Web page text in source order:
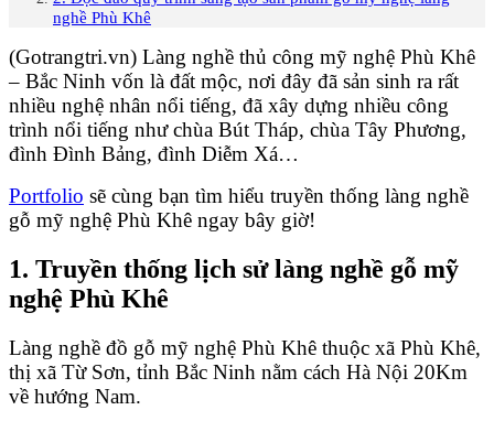
nghề Phù Khê
(Gotrangtri.vn) Làng nghề thủ công mỹ nghệ Phù Khê
– Bắc Ninh vốn là đất mộc, nơi đây đã sản sinh ra rất
nhiều nghệ nhân nổi tiếng, đã xây dựng nhiều công
trình nổi tiếng như chùa Bút Tháp, chùa Tây Phương,
đình Đình Bảng, đình Diễm Xá…
Portfolio sẽ cùng bạn tìm hiểu truyền thống làng nghề
gỗ mỹ nghệ Phù Khê ngay bây giờ!
1. Truyền thống lịch sử làng nghề gỗ mỹ
nghệ Phù Khê
Làng nghề đồ gỗ mỹ nghệ Phù Khê thuộc xã Phù Khê,
thị xã Từ Sơn, tỉnh Bắc Ninh nằm cách Hà Nội 20Km
về hướng Nam.